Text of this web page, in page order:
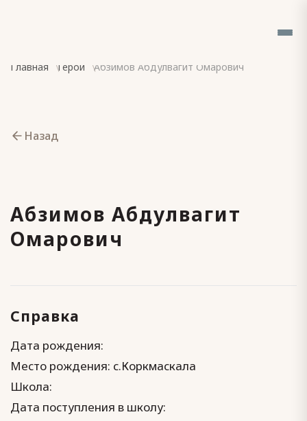
Главная Герои Абзимов Абдулвагит Омарович
Назад
Абзимов Абдулвагит
Омарович
Справка
Дата рождения:
Место рождения: с.Коркмаскала
Школа:
Дата поступления в школу: